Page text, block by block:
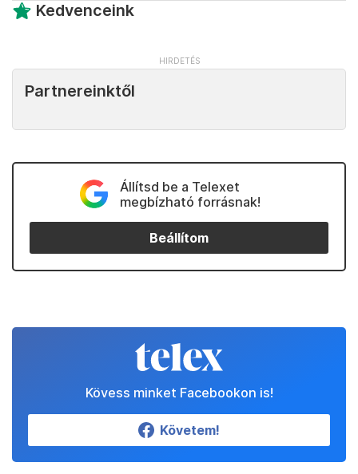
Kedvenceink
Partnereinktől
Állítsd be a Telexet
megbízható forrásnak!
Beállítom
Kövess minket Facebookon is!
Követem!